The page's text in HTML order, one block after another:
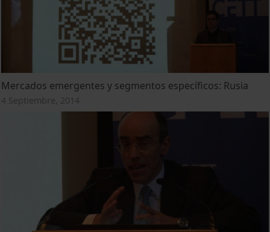
Mercados emergentes y segmentos específicos: Rusia
4 Septiembre, 2014